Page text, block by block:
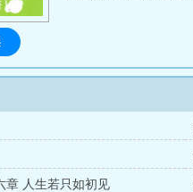
章 人生若只如初见